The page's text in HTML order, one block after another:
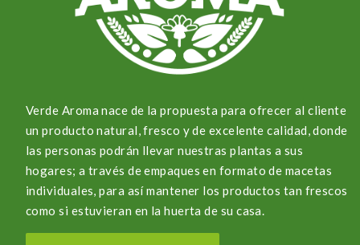
Verde Aroma nace de la propuesta para ofrecer al cliente
un producto natural, fresco y de excelente calidad, donde
las personas podrán llevar nuestras plantas a sus
hogares; a través de empaques en formato de macetas
individuales, para así mantener los productos tan frescos
como si estuvieran en la huerta de su casa.